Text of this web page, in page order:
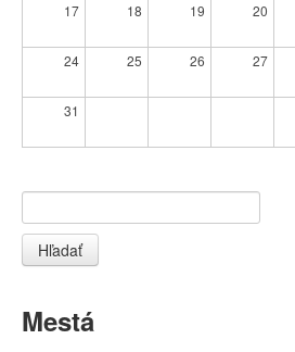
17 18 19 20
24 25 26 27
31
Hľadať
Mestá